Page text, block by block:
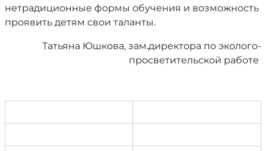
нетрадиционные формы обучения и возможность
проявить детям свои таланты.
Татьяна Юшкова, зам.директора по эколого-
просветительской работе